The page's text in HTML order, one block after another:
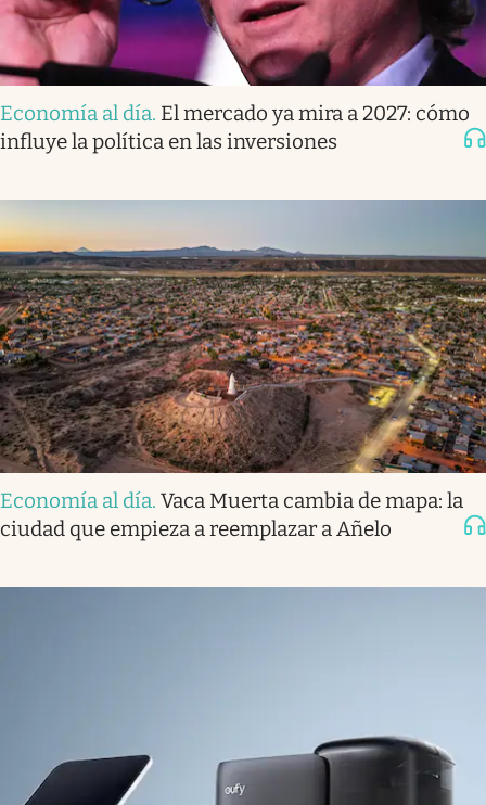
Economía al día. El mercado ya mira a 2027: cómo
influye la política en las inversiones
Economía al día. Vaca Muerta cambia de mapa: la
ciudad que empieza a reemplazar a Añelo